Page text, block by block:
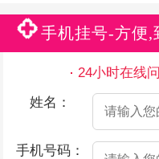
手机挂号-方便,
24小时在线
姓名：
手机号码：